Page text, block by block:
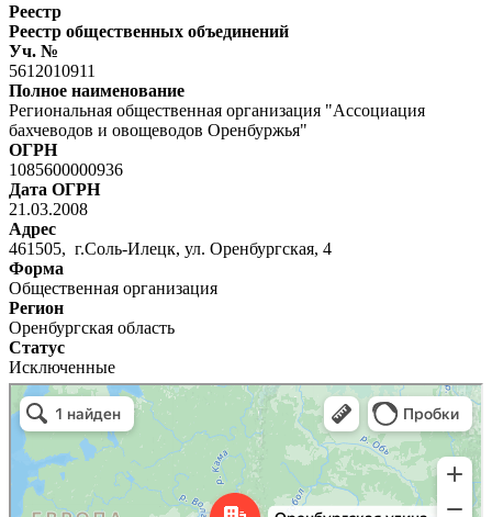
Реестр
Реестр общественных объединений
Уч. №
5612010911
Полное наименование
Региональная общественная организация "Ассоциация
бахчеводов и овощеводов Оренбуржья"
ОГРН
1085600000936
Дата ОГРН
21.03.2008
Адрес
461505, г.Соль-Илецк, ул. Оренбургская, 4
Форма
Общественная организация
Регион
Оренбургская область
Статус
Исключенные